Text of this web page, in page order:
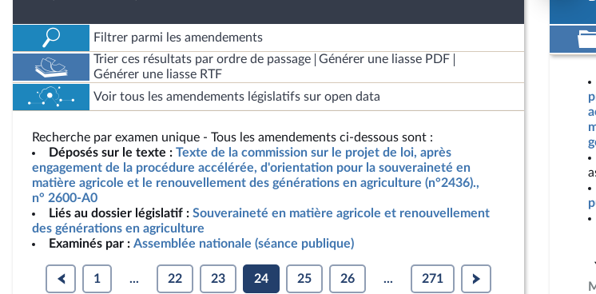
Filtrer parmi les amendements
Trier ces résultats par ordre de passage
Générer une liasse PDF
Générer une liasse RTF
Voir tous les amendements législatifs sur open data
Recherche par examen unique - Tous les amendements ci-dessous sont :
Déposés sur le texte : Texte de la commission sur le projet de loi, après
engagement de la procédure accélérée, d'orientation pour la souveraineté en
matière agricole et le renouvellement des générations en agriculture (n°2436).,
n° 2600-A0
Liés au dossier législatif : Souveraineté en matière agricole et renouvellement
des générations en agriculture
Examinés par : Assemblée nationale (séance publique)
1 ... 22 23 24 25 26 ... 271